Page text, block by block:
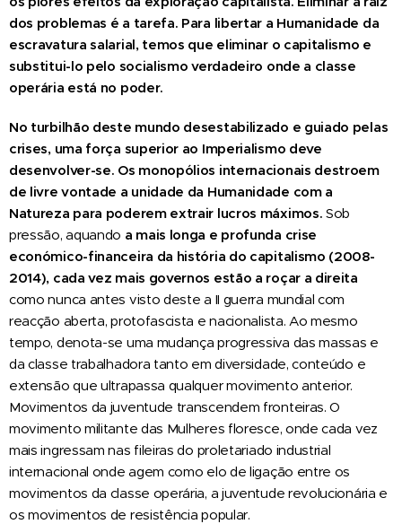
dos problemas é a tarefa. Para libertar a Humanidade da
escravatura salarial, temos que eliminar o capitalismo e
substitui-lo pelo socialismo verdadeiro onde a classe
operária está no poder.
No turbilhão deste mundo desestabilizado e guiado pelas
crises, uma força superior ao Imperialismo deve
desenvolver-se. Os monopólios internacionais destroem
de livre vontade a unidade da Humanidade com a
Natureza para poderem extrair lucros máximos.Sob
pressão, aquando a mais longa e profunda crise
económico-financeira da história do capitalismo (2008-
2014), cada vez mais governos estão a roçar a direita
como nunca antes visto deste a II guerra mundial com
reacção aberta, protofascista e nacionalista. Ao mesmo
tempo, denota-se uma mudança progressiva das massas e
da classe trabalhadora tanto em diversidade, conteúdo e
extensão que ultrapassa qualquer movimento anterior.
Movimentos da juventude transcendem fronteiras. O
movimento militante das Mulheres floresce, onde cada vez
mais ingressam nas fileiras do proletariado industrial
internacional onde agem como elo de ligação entre os
movimentos da classe operária, a juventude revolucionária e
os movimentos de resistência popular.